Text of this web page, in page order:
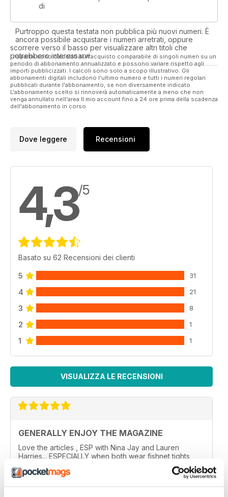
di
Purtroppo questa testata non pubblica più nuovi numeri. È
ancora possibile acquistare i numeri arretrati, oppure
scorrere verso il basso per visualizzare altri titoli che
potrebbero interessarvi.
I risparmi sono calcolati sull'acquisto comparabile di singoli numeri su un
periodo di abbonamento annualizzato e possono variare rispetto agli
importi pubblicizzati. I calcoli sono solo a scopo illustrativo. Gli
abbonamenti digitali includono l'ultimo numero e tutti i numeri regolari
pubblicati durante l'abbonamento, se non diversamente indicato.
L'abbonamento scelto si rinnoverà automaticamente a meno che non
venga annullato nell'area Il mio account fino a 24 ore prima della scadenza
dell'abbonamento in corso.
Dove leggere Recensioni
4,3/5
Basato su 62 Recensioni dei clienti
5 31
4 21
3 8
2 1
1 1
VISUALIZZA LE RECENSIONI
GENERALLY ENJOY THE MAGAZINE
Love the articles , ESP with Nina Jay and Lauren
Harries... ESPECIALLY when both wear fishnet tights
..
Recensito 10 febbraio 2026